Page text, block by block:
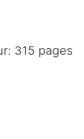
315 pages